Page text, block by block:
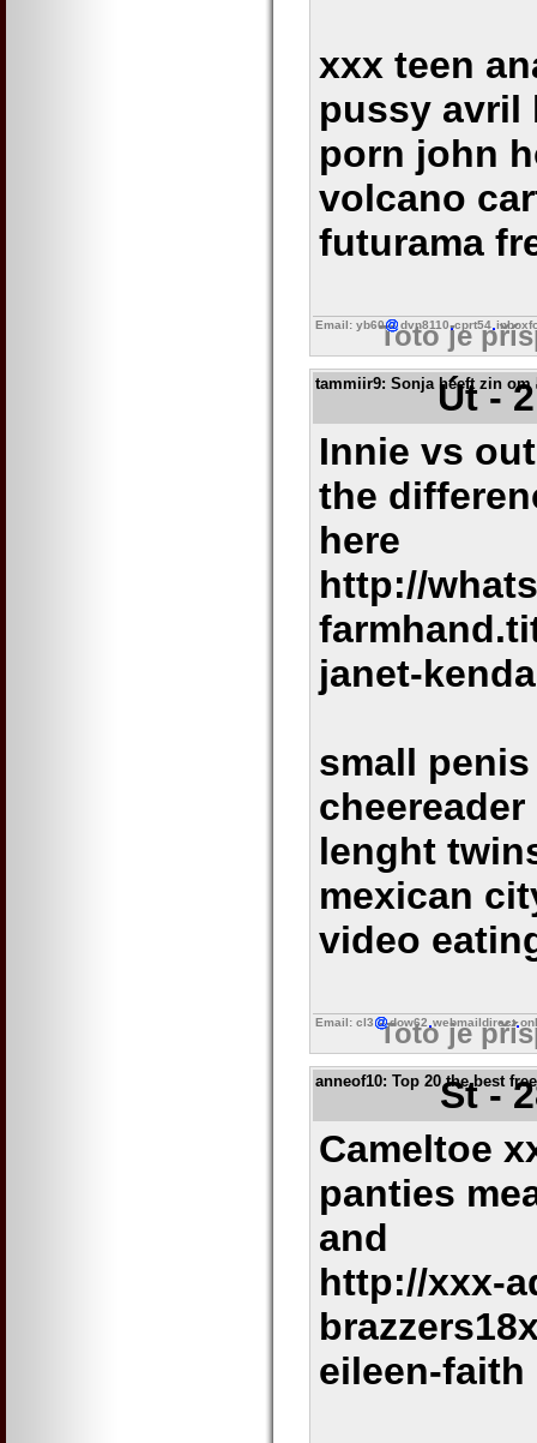
xxx teen
pussy avril
porn john
volcano
futurama
Email: yb60 dvn8110 cprt54
Toto je
tammiir9: Sonja heeft zin om
Út -
Innie vs
the
here
http://
janet-
small
lenght
mexican
video
Email: cl3 dow62 webmaildirect
Toto je
anneof10: Top 20 the best
St -
Cameltoe
panties
and
http://xxx-
eileen-faith